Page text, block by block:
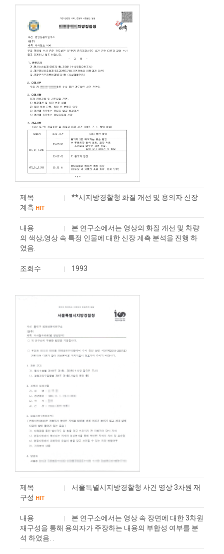
제목
**시지방경찰청 화질 개선 및 용의자 신장
계측 HIT
내용
본 연구소에서는 영상의 화질 개선 및 차량
의 색상,영상 속 특정 인물에 대한 신장 계측 분석을 진행 하
였음.
조회수 1993
제목
서울특별시지방경찰청 사건 영상 3차원 재
구성 HIT
내용
본 연구소에서는 영상 속 장면에 대한 3차원
재구성을 통해 용의자가 주장하는 내용의 부합성 여부를 분
석 하였음. .